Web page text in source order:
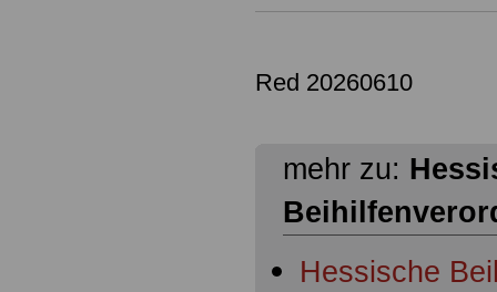
Red 20260610
mehr zu:
Hessische